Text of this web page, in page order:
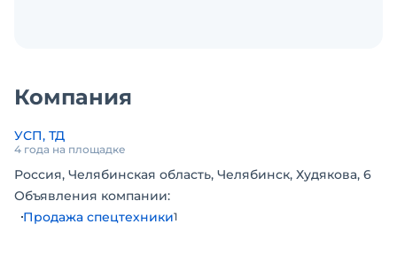
Компания
УСП, ТД
4 года на площадке
Россия, Челябинская область, Челябинск, Худякова, 6
Объявления компании:
Продажа спецтехники1